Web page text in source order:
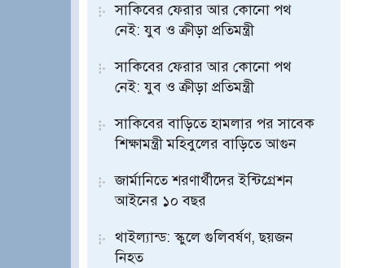
সাকিবের ফেরার আর কোনো পথ
নেই: যুব ও ক্রীড়া প্রতিমন্ত্রী
সাকিবের ফেরার আর কোনো পথ
নেই: যুব ও ক্রীড়া প্রতিমন্ত্রী
সাকিবের বাড়িতে হামলার পর সাবেক
শিক্ষামন্ত্রী মহিবুলের বাড়িতে আগুন
জার্মানিতে শরণার্থীদের ইন্টিগ্রেশন
আইনের ১০ বছর
থাইল্যান্ড: স্কুলে গুলিবর্ষণ, ছয়জন
নিহত